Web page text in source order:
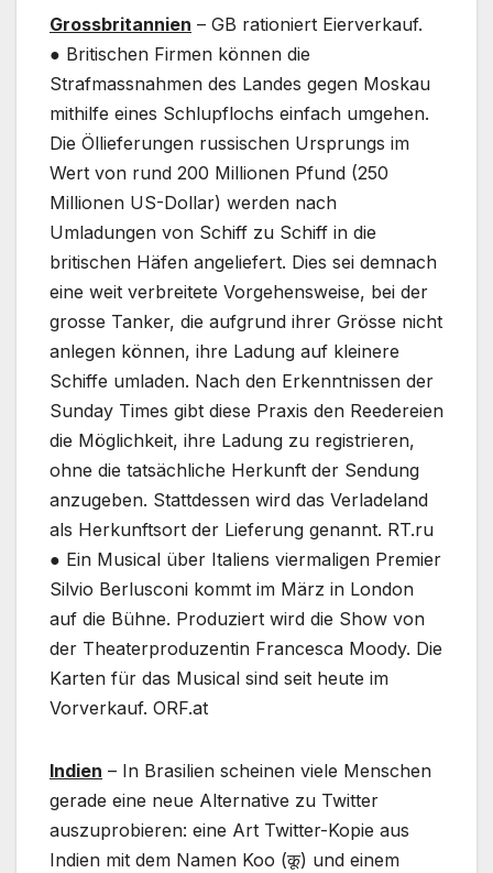
Grossbritannien – GB rationiert Eierverkauf.
● Britischen Firmen können die
Strafmassnahmen des Landes gegen Moskau
mithilfe eines Schlupflochs einfach umgehen.
Die Öllieferungen russischen Ursprungs im
Wert von rund 200 Millionen Pfund (250
Millionen US-Dollar) werden nach
Umladungen von Schiff zu Schiff in die
britischen Häfen angeliefert. Dies sei demnach
eine weit verbreitete Vorgehensweise, bei der
grosse Tanker, die aufgrund ihrer Grösse nicht
anlegen können, ihre Ladung auf kleinere
Schiffe umladen. Nach den Erkenntnissen der
Sunday Times gibt diese Praxis den Reedereien
die Möglichkeit, ihre Ladung zu registrieren,
ohne die tatsächliche Herkunft der Sendung
anzugeben. Stattdessen wird das Verladeland
als Herkunftsort der Lieferung genannt. RT.ru
● Ein Musical über Italiens viermaligen Premier
Silvio Berlusconi kommt im März in London
auf die Bühne. Produziert wird die Show von
der Theaterproduzentin Francesca Moody. Die
Karten für das Musical sind seit heute im
Vorverkauf. ORF.at
Indien – In Brasilien scheinen viele Menschen
gerade eine neue Alternative zu Twitter
auszuprobieren: eine Art Twitter-Kopie aus
Indien mit dem Namen Koo (कू) und einem